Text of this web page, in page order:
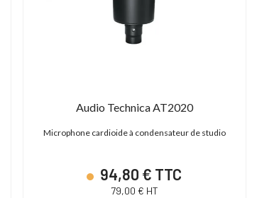
Audio Technica AT2020
Microphone cardioide à condensateur de studio
94,80 € TTC
79,00 € HT